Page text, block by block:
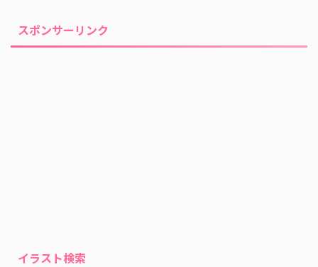
スポンサーリンク
イラスト検索